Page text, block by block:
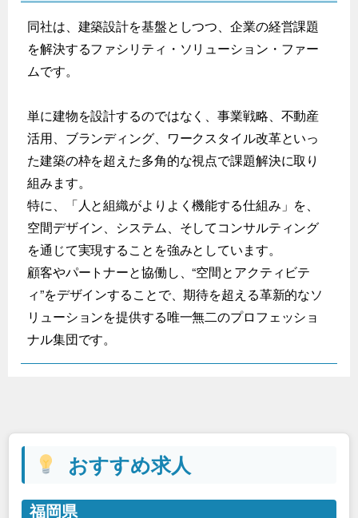
同社は、建築設計を基盤としつつ、企業の経営課題
を解決するファシリティ・ソリューション・ファー
ムです。
単に建物を設計するのではなく、事業戦略、不動産
活用、ブランディング、ワークスタイル改革といっ
た建築の枠を超えた多角的な視点で課題解決に取り
組みます。
特に、「人と組織がよりよく機能する仕組み」を、
空間デザイン、システム、そしてコンサルティング
を通じて実現することを強みとしています。
顧客やパートナーと協働し、“空間とアクティビテ
ィ”をデザインすることで、期待を超える革新的なソ
リューションを提供する唯一無二のプロフェッショ
ナル集団です。
おすすめ求人
福岡県